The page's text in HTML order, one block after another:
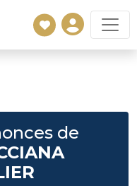
de